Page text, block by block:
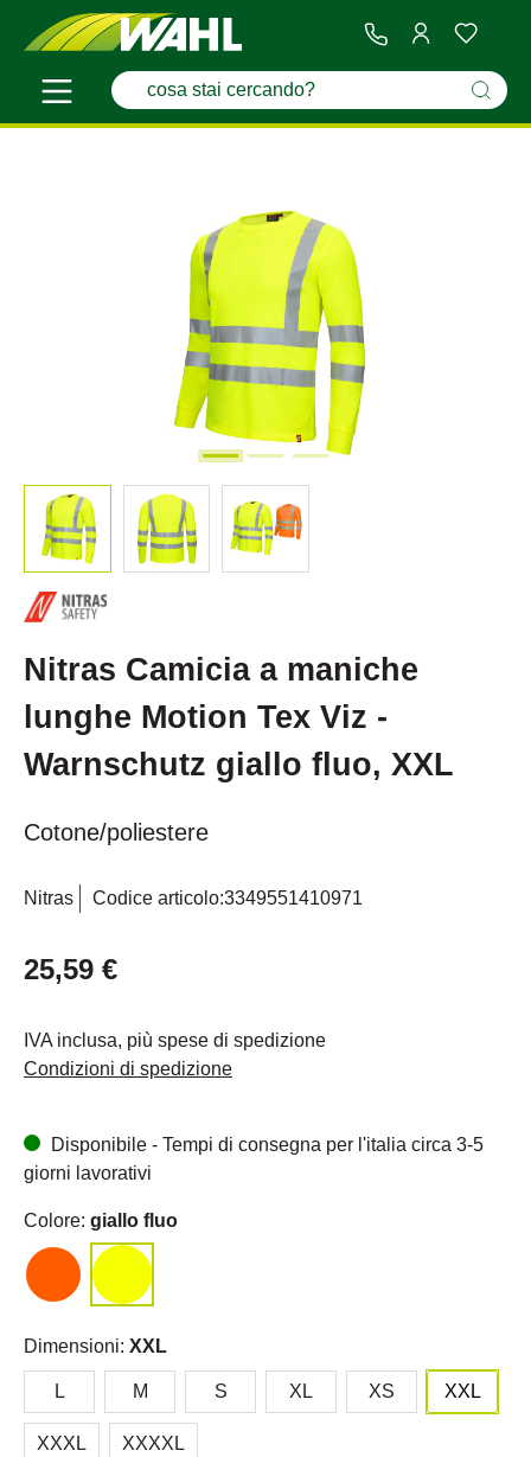
Nitras Camicia a maniche
lunghe Motion Tex Viz -
Warnschutz giallo fluo, XXL
Cotone/poliestere
Nitras Codice articolo:3349551410971
25,59 €
IVA inclusa, più spese di spedizione
Condizioni di spedizione
Disponibile - Tempi di consegna per l'italia circa 3-5
giorni lavorativi
Colore: giallo fluo
Dimensioni: XXL
L M S XL XS XXL
XXXL XXXXL